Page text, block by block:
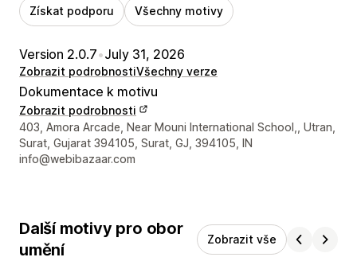
Získat podporu Všechny motivy
Version 2.0.7•July 31, 2026
Zobrazit podrobnostiVšechny verze
Dokumentace k motivu
Zobrazit podrobnosti
Kontaktní údaje designéra
403, Amora Arcade, Near Mouni International School,, Utran,
Surat, Gujarat 394105, Surat, GJ, 394105, IN
info@webibazaar.com
Další motivy pro obor
umění
Zobrazit vše